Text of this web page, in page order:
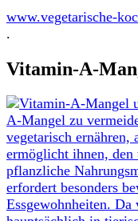
www.vegetarische-
.
Vitamin-A-